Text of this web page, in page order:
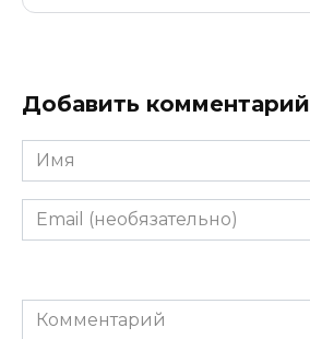
Добавить комментарий
Имя
Email
(необязательно)
Комментарий